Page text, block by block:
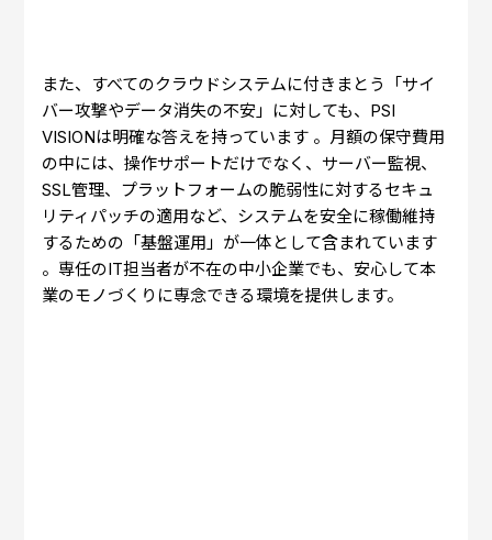
また、すべてのクラウドシステムに付きまとう「サイ
バー攻撃やデータ消失の不安」に対しても、PSI
VISIONは明確な答えを持っています 。月額の保守費用
の中には、操作サポートだけでなく、サーバー監視、
SSL管理、プラットフォームの脆弱性に対するセキュ
リティパッチの適用など、システムを安全に稼働維持
するための「基盤運用」が一体として含まれています
。専任のIT担当者が不在の中小企業でも、安心して本
業のモノづくりに専念できる環境を提供します。